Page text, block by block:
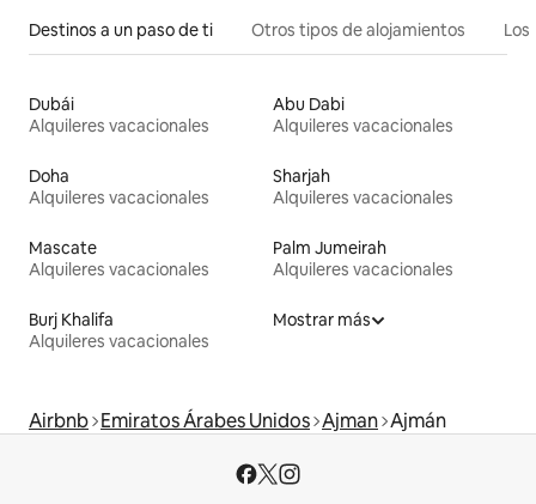
Destinos a un paso de ti Otros tipos de alojamientos
Dubái
Alquileres vacacionales
Abu Dabi
Alquileres vacacionales
Doha
Alquileres vacacionales
Sharjah
Alquileres vacacionales
Mascate
Alquileres vacacionales
Palm Jumeirah
Alquileres vacacionales
Burj Khalifa
Alquileres vacacionales
Mostrar más
Airbnb Emiratos Árabes Unidos Ajman Ajmán